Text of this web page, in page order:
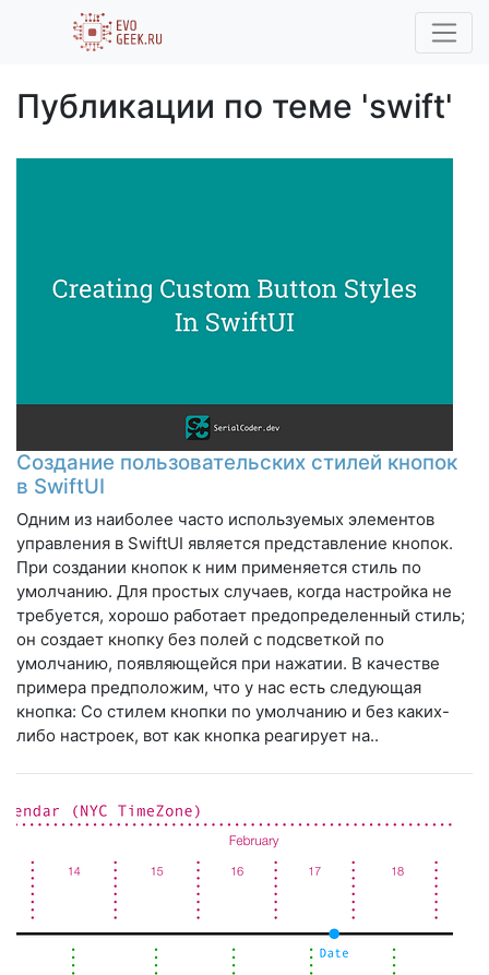
Публикации по теме 'swift'
Создание пользовательских стилей кнопок
в SwiftUI
Одним из наиболее часто используемых элементов
управления в SwiftUI является представление кнопок.
При создании кнопок к ним применяется стиль по
умолчанию. Для простых случаев, когда настройка не
требуется, хорошо работает предопределенный стиль;
он создает кнопку без полей с подсветкой по
умолчанию, появляющейся при нажатии. В качестве
примера предположим, что у нас есть следующая
кнопка: Со стилем кнопки по умолчанию и без каких-
либо настроек, вот как кнопка реагирует на..